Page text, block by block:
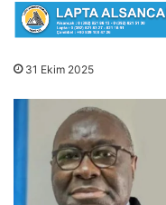
31 Ekim 2025